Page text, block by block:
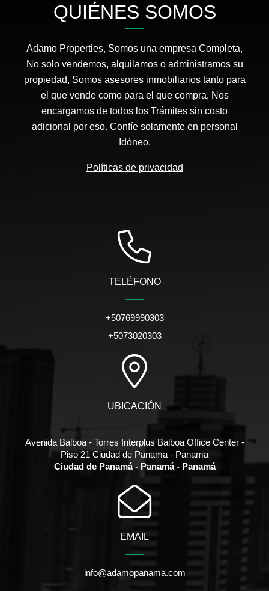
QUIÉNES SOMOS
Adamo Properties, Somos una empresa Completa,
No solo vendemos, alquilamos o administramos su
propiedad, Somos asesores inmobiliarios tanto para
el que vende como para el que compra, Nos
encargamos de todos los Trámites sin costo
adicional por eso. Confíe solamente en personal
Idóneo.
Políticas de privacidad
TELÉFONO
+50769990303
+5073020303
UBICACIÓN
Avenida Balboa - Torres Interplus Balboa Office Center -
Piso 21 Ciudad de Panama - Panama
Ciudad de Panamá - Panamá - Panamá
EMAIL
info@adamopanama.com